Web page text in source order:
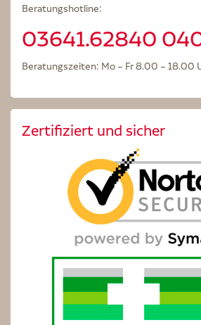
Beratungshotline:
03641.62840
Beratungszeiten: Mo – Fr 8.00 – 18.00
Zertifiziert und sicher